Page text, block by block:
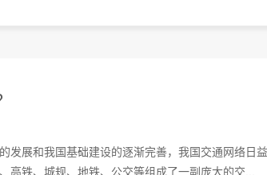
发展和我国基础建设的逐渐完善，我国交通网络日
高铁、城规、地铁、公交等组成了一副庞大的交...